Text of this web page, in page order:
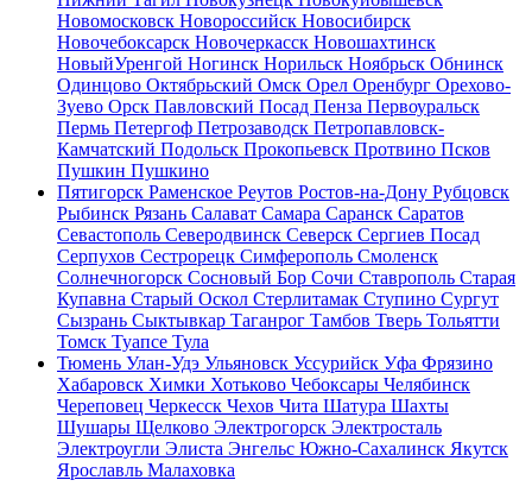
Новомосковск Новороссийск Новосибирск
Новочебоксарск Новочеркасск Новошахтинск
НовыйУренгой Ногинск Норильск Ноябрьск Обнинск
Одинцово Октябрьский Омск Орел Оренбург Орехово-
Зуево Орск Павловский Посад Пенза Первоуральск
Пермь Петергоф Петрозаводск Петропавловск-
Камчатский Подольск Прокопьевск Протвино Псков
Пушкин Пушкино
Пятигорск Раменское Реутов Ростов-на-Дону Рубцовск
Рыбинск Рязань Салават Самара Саранск Саратов
Севастополь Северодвинск Северск Сергиев Посад
Серпухов Сестрорецк Симферополь Смоленск
Солнечногорск Сосновый Бор Сочи Ставрополь Старая
Купавна Старый Оскол Стерлитамак Ступино Сургут
Сызрань Сыктывкар Таганрог Тамбов Тверь Тольятти
Томск Туапсе Тула
Тюмень Улан-Удэ Ульяновск Уссурийск Уфа Фрязино
Хабаровск Химки Хотьково Чебоксары Челябинск
Череповец Черкесск Чехов Чита Шатура Шахты
Шушары Щелково Электрогорск Электросталь
Электроугли Элиста Энгельс Южно-Сахалинск Якутск
Ярославль Малаховка